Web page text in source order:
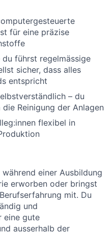
für eine präzise
führst regelmässige
sicher, dass alles
entspricht
– du
Reinigung der Anlagen
flexibel in
einer Ausbildung
er­worben oder bringst
mit. Du
und
eine gute
ausserhalb der